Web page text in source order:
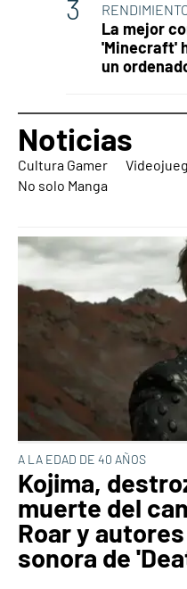
La mejor
'Minecraft'
un
Noticias
Cultura Gamer
No solo Manga
A LA EDAD DE 40 AÑOS
Kojima,
muerte del
Roar y
sonora de